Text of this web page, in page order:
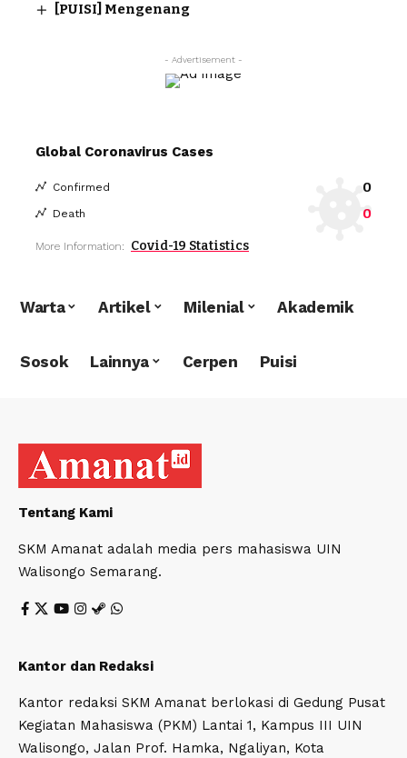
[PUISI] Mengenang
- Advertisement -
Global Coronavirus Cases
Confirmed 0
Death 0
More Information: Covid-19 Statistics
Warta Artikel Milenial Akademik
Sosok Lainnya Cerpen Puisi
Tentang Kami
SKM Amanat adalah media pers mahasiswa UIN
Walisongo Semarang.
Kantor dan Redaksi
Kantor redaksi SKM Amanat berlokasi di Gedung Pusat
Kegiatan Mahasiswa (PKM) Lantai 1, Kampus III UIN
Walisongo, Jalan Prof. Hamka, Ngaliyan, Kota